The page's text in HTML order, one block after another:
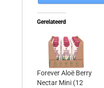
Gerelateerd
Forever Aloë Berry
Nectar Mini (12